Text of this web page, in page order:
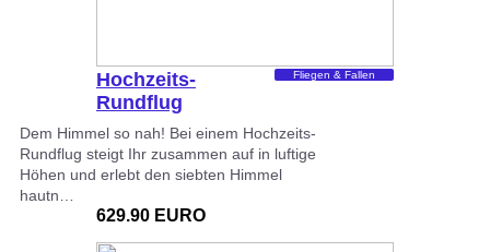
Hochzeits-
Rundflug
Würzburg
Fliegen & Fallen
Dem Himmel so nah! Bei einem Hochzeits-
Rundflug steigt Ihr zusammen auf in luftige
Höhen und erlebt den siebten Himmel
hautn…
629.90 EURO